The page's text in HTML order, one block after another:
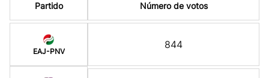
Partido
EAJ-PNV
Número de votos
844